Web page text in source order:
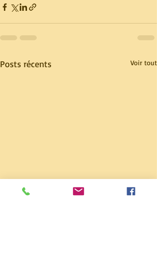
Posts récents Voir tout